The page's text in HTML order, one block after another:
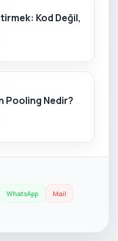
Kod Değil,
Pooling Nedir?
WhatsApp Mail